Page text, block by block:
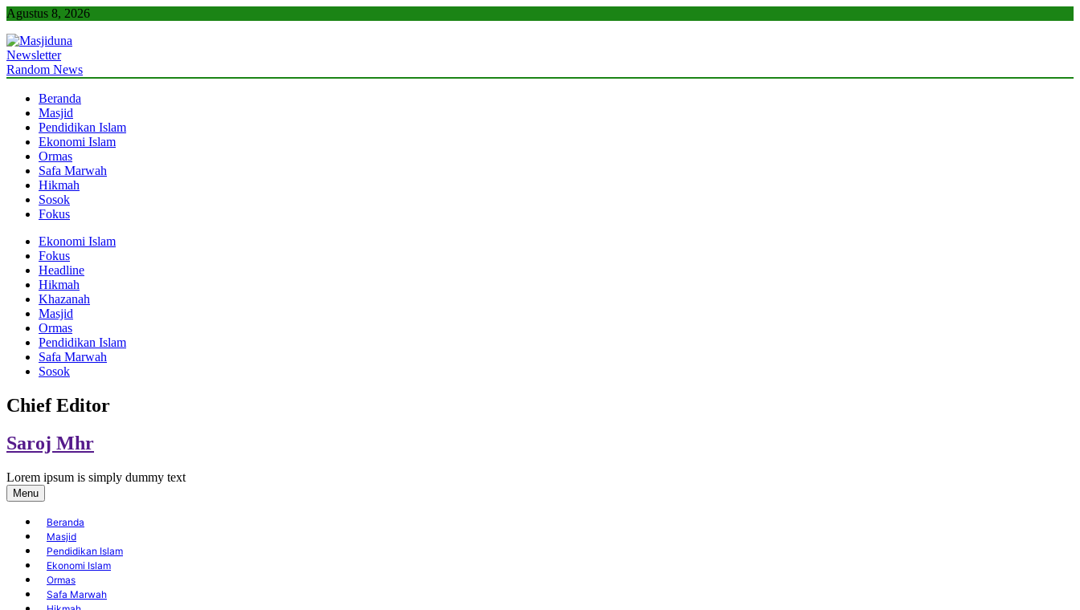
Skip
content
Agustus 8, 2026
Masjiduna
Referensi Berita Islam Indonesia
Newsletter
Random News
Beranda
Masjid
Pendidikan Islam
Ekonomi Islam
Ormas
Safa Marwah
Hikmah
Sosok
Fokus
Ekonomi Islam
Fokus
Headline
Hikmah
Khazanah
Masjid
Ormas
Pendidikan Islam
Safa Marwah
Sosok
Chief Editor
Saroj Mhr
Lorem ipsum is simply dummy text
Menu
Beranda
Masjid
Pendidikan Islam
Ekonomi Islam
Ormas
Safa Marwah